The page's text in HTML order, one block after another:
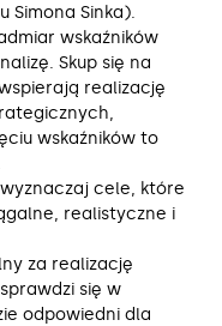
Simona Sinka).
wskaźników
Skup się na
realizację
wskaźników to
cele, które
realistyczne i
za realizację
się w
odpowiedni dla